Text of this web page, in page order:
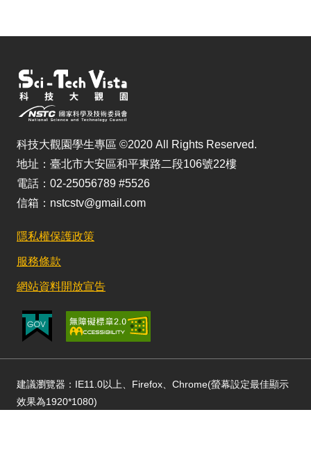
科技大觀園學生專區 ©2020 All Rights Reserved.
地址：臺北市大安區和平東路二段106號22樓
電話：02-25056789 #5526
信箱：nstcstv@gmail.com
隱私權保護政策
服務條款
網站資料開放宣告
建議瀏覽器：IE11.0以上、Firefox、Chrome(螢幕設定最佳顯示
效果為1920*1080)